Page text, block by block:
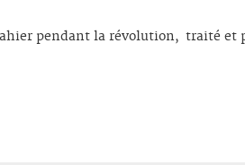
pendant la révolution, traité et